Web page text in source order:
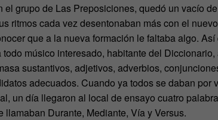
grupo de Las Preposiciones, quedó un vacío
ritmos cada vez desentonaban más con el
que a la nueva formación le faltaba algo.
músico interesado, habitante del
sustantivos, adjetivos, adverbios,
adecuados. Cuando ya todos se daban por
un día llegaron al local de ensayo cuatro
Durante, Mediante, Vía y Versus.